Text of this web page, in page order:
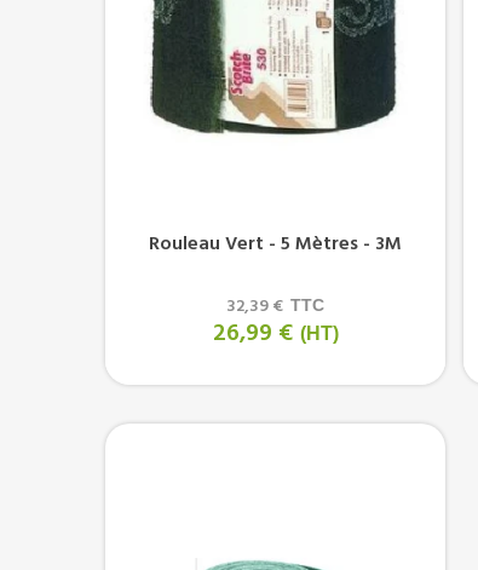
Rouleau Vert - 5 Mètres - 3M
32,39 € TTC
26,99 € (HT)